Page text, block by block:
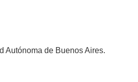
Autónoma de Buenos Aires.